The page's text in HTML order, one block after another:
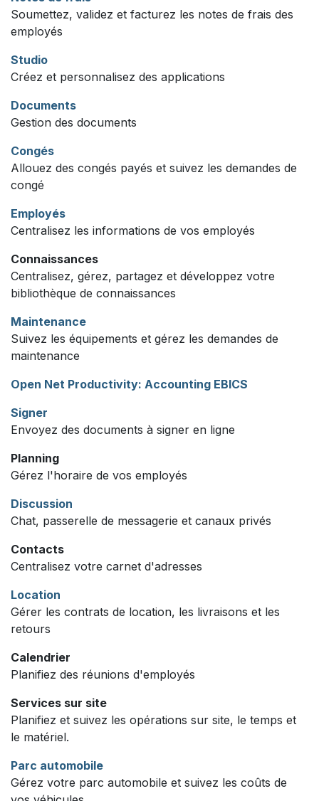
Soumettez, validez et facturez les notes de frais des
employés
Studio
Créez et personnalisez des applications
Documents
Gestion des documents
Congés
Allouez des congés payés et suivez les demandes de
congé
Employés
Centralisez les informations de vos employés
Connaissances
Centralisez, gérez, partagez et développez votre
bibliothèque de connaissances
Maintenance
Suivez les équipements et gérez les demandes de
maintenance
Open Net Productivity: Accounting EBICS
Signer
Envoyez des documents à signer en ligne
Planning
Gérez l'horaire de vos employés
Discussion
Chat, passerelle de messagerie et canaux privés
Contacts
Centralisez votre carnet d'adresses
Location
Gérer les contrats de location, les livraisons et les
retours
Calendrier
Planifiez des réunions d'employés
Services sur site
Planifiez et suivez les opérations sur site, le temps et
le matériel.
Parc automobile
Gérez votre parc automobile et suivez les coûts de